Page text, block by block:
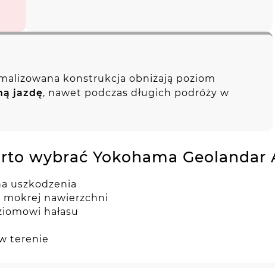
konstrukcja obniżają poziom
jazdę, nawet podczas długich podróży w
wybrać Yokohama Geolandar
uszkodzenia
mokrej nawierzchni
hałasu
terenie